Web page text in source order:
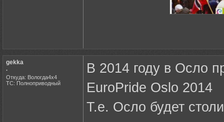
gekka
.
Откуда: Вологда4х4
ТС: Полноприводный
В 2014 году в Осло
EuroPride Oslo 2014
Т.е. Осло будет